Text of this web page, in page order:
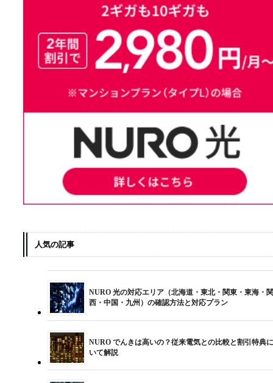
人気の記事
NURO 光の対応エリア（北海道・東北・関東・東海・
西・中国・九州）の確認方法と対応プラン
NURO でんきは高いの？従来電気との比較と割引特典
いて解説